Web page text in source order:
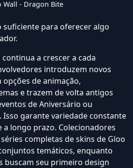
Wall - Dragon Bite
suficiente para oferecer algo
a crescer a cada
introduzem novos
de animação,
e trazem de volta antigos
de Aniversário ou
Isso garante variedade constante
longo prazo. Colecionadores
completas de skins de Gloo
temáticos, enquanto
buscam seu primeiro design